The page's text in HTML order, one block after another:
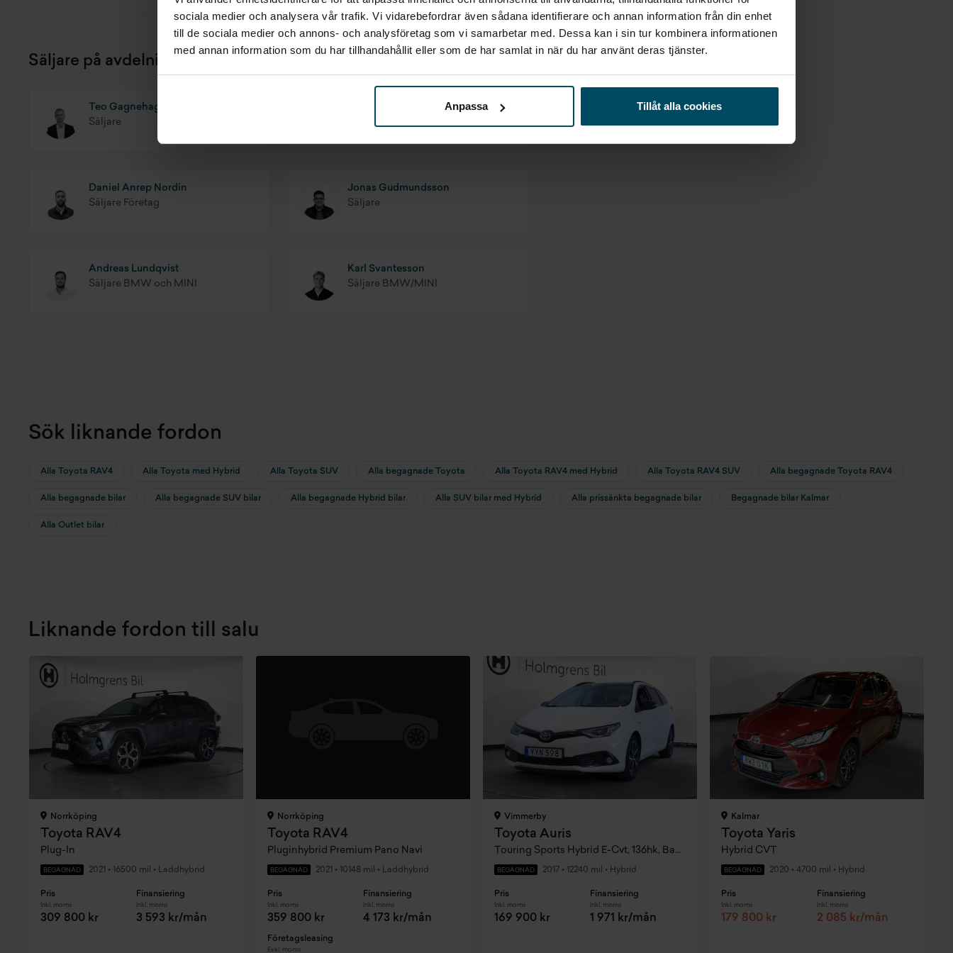
sociala medier och analysera vår trafik. Vi vidarebefordrar även sådana identifierare och annan information från din enhet
till de sociala medier och annons- och analysföretag som vi samarbetar med. Dessa kan i sin tur kombinera informationen
med annan information som du har tillhandahållit eller som de har samlat in när du har använt deras tjänster.
Anpassa Tillåt alla cookies
Säljare på avdelningen
Teo Gagnehag
Säljare
Säljare
Daniel Anrep Nordin
Säljare Företag
Jonas Gudmundsson
Säljare
Andreas Lundqvist
Säljare BMW och MINI
Karl Svantesson
Säljare BMW/MINI
Sök liknande fordon
Alla Toyota RAV4 Alla Toyota med Hybrid Alla Toyota SUV Alla begagnade Toyota Alla Toyota RAV4 med Hybrid Alla Toyota RAV4 SUV Alla begagnade Toyota RAV4
Alla begagnade bilar Alla begagnade SUV bilar Alla begagnade Hybrid bilar Alla SUV bilar med Hybrid Alla prissänkta begagnade bilar Begagnade bilar Kalmar
Alla Outlet bilar
Liknande fordon till salu
Norrköping
Toyota RAV4
Plug-In
BEGAGNAD 2021 • 16500 mil • Laddhybrid
Pris
Inkl. moms
309 800 kr
Finansiering
Inkl. moms
3 593 kr/mån
Norrköping
Toyota RAV4
Pluginhybrid Premium Pano Navi
BEGAGNAD 2021 • 10148 mil • Laddhybrid
Pris
Inkl. moms
359 800 kr
Finansiering
Inkl. moms
4 173 kr/mån
Företagsleasing
Exkl. moms
Vimmerby
Toyota Auris
Touring Sports Hybrid E-Cvt, 136hk, Backkamera, Bluetooth
BEGAGNAD 2017 • 12240 mil • Hybrid
Pris
Inkl. moms
169 900 kr
Finansiering
Inkl. moms
1 971 kr/mån
Kalmar
Toyota Yaris
Hybrid CVT
BEGAGNAD 2020 • 4700 mil • Hybrid
Pris
Inkl. moms
179 800 kr
Finansiering
Inkl. moms
2 085 kr/mån